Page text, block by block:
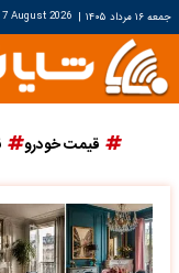
جمعه ۱۶ مرداد ۱۴۰۵ |
7 August 2026
قیمت خودرو